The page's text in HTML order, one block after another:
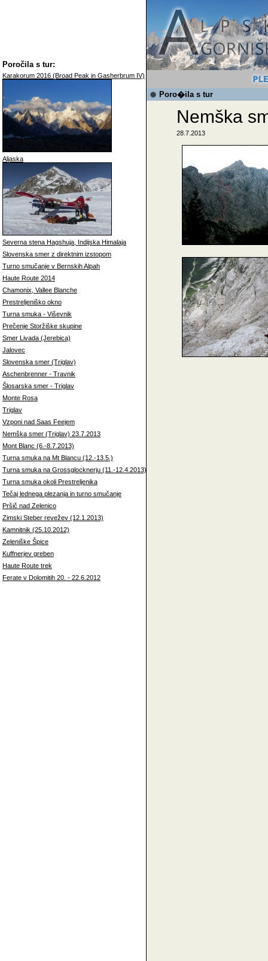
Poročila s tur:
Karakorum 2016 (Broad Peak in Gasherbrum IV)
Aljaska
Severna stena Hagshuja, Indijska Himalaja
Slovenska smer z direktnim izstopom
Turno smučanje v Bernskih Alpah
Haute Route 2014
Chamonix, Vallee Blanche
Prestreljeniško okno
Turna smuka - Viševnik
Prečenje Storžiške skupine
Smer Livada (Jerebica)
Jalovec
Slovenska smer (Triglav)
Aschenbrenner - Travnik
Šlosarska smer - Triglav
Monte Rosa
Triglav
Vzponi nad Saas Feejem
Nemška smer (Triglav) 23.7.2013
Mont Blanc (6.-8.7.2013)
Turna smuka na Mt Blancu (12.-13.5.)
Turna smuka na Grossglocknerju (11.-12.4.2013)
Turna smuka okoli Prestreljenika
Tečaj lednega plezanja in turno smučanje
Pršič nad Zelenico
Zimski Steber revežev (12.1.2013)
Kamnitnik (25.10.2012)
Zeleniške Špice
Kuffnerjev greben
Haute Route trek
Ferate v Dolomitih 20. - 22.6.2012
Poro�ila s tur
Nemška
28.7.2013